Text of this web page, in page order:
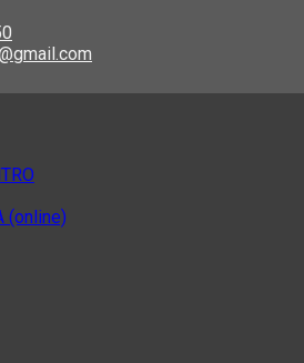
(online)